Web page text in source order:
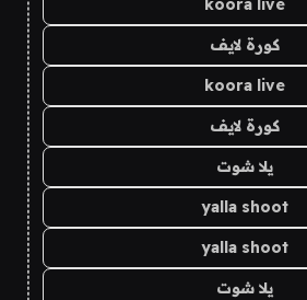
koora live
كورة لايف
koora live
كورة لايف
يلا شوت
yalla shoot
yalla shoot
يلا شوت